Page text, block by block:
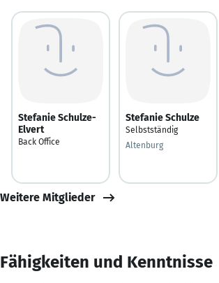
Stefanie Schulze-
Elvert
Back Office
Stefanie Schulze
Selbstständig
Altenburg
Weitere Mitglieder
Fähigkeiten und Kenntnisse